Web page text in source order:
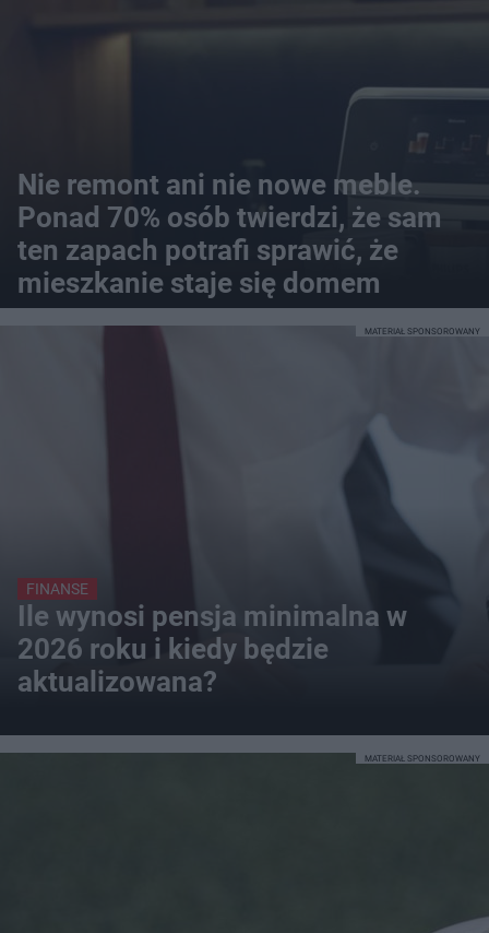
Nie remont ani nie nowe meble.
Ponad 70% osób twierdzi, że sam
ten zapach potrafi sprawić, że
mieszkanie staje się domem
FINANSE
Ile wynosi pensja minimalna w
2026 roku i kiedy będzie
aktualizowana?
MATERIAŁ SPONSOROWANY
MATERIAŁ SPONSOROWANY